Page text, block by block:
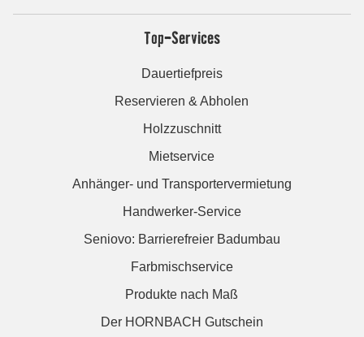
Top-Services
Dauertiefpreis
Reservieren & Abholen
Holzzuschnitt
Mietservice
Anhänger- und Transportervermietung
Handwerker-Service
Seniovo: Barrierefreier Badumbau
Farbmischservice
Produkte nach Maß
Der HORNBACH Gutschein